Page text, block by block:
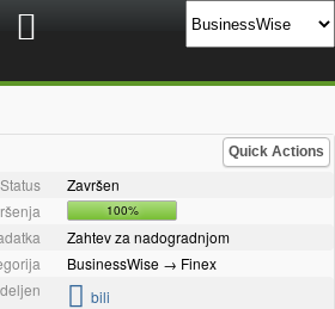
Quick Actions
Status
Završen
100%
Zahtev za nadogradnjom
BusinessWise → Finex
bili